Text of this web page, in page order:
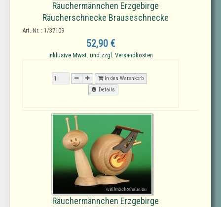
Räuchermännchen Erzgebirge
Räucherschnecke Brauseschnecke
Art.-Nr. : 1/37109
52,90 €
inklusive Mwst. und zzgl. Versandkosten
In den Warenkorb
Details
Räuchermännchen Erzgebirge